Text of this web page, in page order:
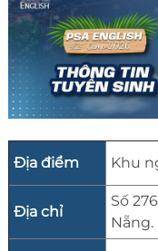
Địa điểm Khu
Địa chỉ
Số
Nẵng.